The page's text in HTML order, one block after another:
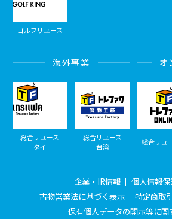
ゴルフリユース
海外事業
総合リユース
タイ
総合リユース
台湾
オ
総合リユ
企業・IR情報
個人情報
古物営業法に基づく表示
特定商取
保有個人データの開示等に関